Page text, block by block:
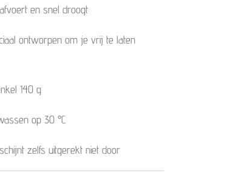
en snel droogt
ontworpen om je vrij te laten
140 g
op 30 °C
zelfs uitgerekt niet door